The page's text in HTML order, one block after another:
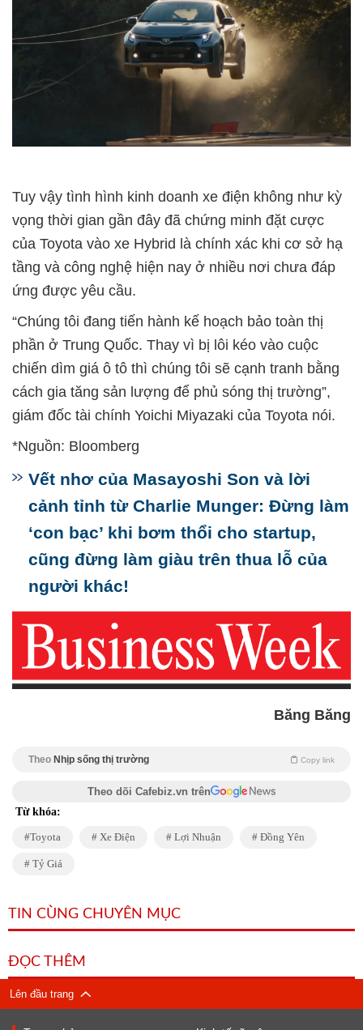
Tuy vậy tình hình kinh doanh xe điện không như kỳ
vọng thời gian gần đây đã chứng minh đặt cược
của Toyota vào xe Hybrid là chính xác khi cơ sở hạ
tầng và công nghệ hiện nay ở nhiều nơi chưa đáp
ứng được yêu cầu.
“Chúng tôi đang tiến hành kế hoạch bảo toàn thị
phần ở Trung Quốc. Thay vì bị lôi kéo vào cuộc
chiến dìm giá ô tô thì chúng tôi sẽ cạnh tranh bằng
cách gia tăng sản lượng để phủ sóng thị trường”,
giám đốc tài chính Yoichi Miyazaki của Toyota nói.
*Nguồn: Bloomberg
Vết nhơ của Masayoshi Son và lời
cảnh tỉnh từ Charlie Munger: Đừng làm
‘con bạc’ khi bơm thổi cho startup,
cũng đừng làm giàu trên thua lỗ của
người khác!
Băng Băng
Theo Nhịp sống thị trường Copy link
Theo dõi Cafebiz.vn trên
Từ khóa:
Toyota Xe Điện Lợi Nhuận Đồng Yên
Tỷ Giá
TIN CÙNG CHUYÊN MỤC
ĐỌC THÊM
Lên đầu trang